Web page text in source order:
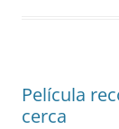
Película
cerca